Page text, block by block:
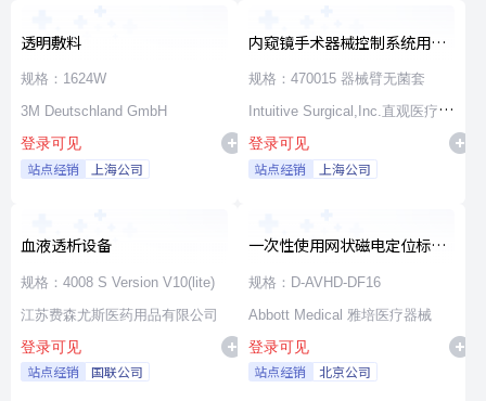
透明敷料
规格：1624W
3M Deutschland GmbH
登录可见
站点经销 上海公司
内窥镜手术器械控制系统用无
源器械和附件
规格：470015 器械臂无菌套
Intuitive Surgical,Inc.直观医疗公
司
登录可见
站点经销 上海公司
血液透析设备
规格：4008 S Version V10(lite)
江苏费森尤斯医药用品有限公司
登录可见
站点经销 国联公司
一次性使用网状磁电定位标测
导管
规格：D-AVHD-DF16
Abbott Medical 雅培医疗器械
登录可见
站点经销 北京公司